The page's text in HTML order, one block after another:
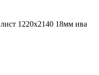
1220х2140 18мм ива